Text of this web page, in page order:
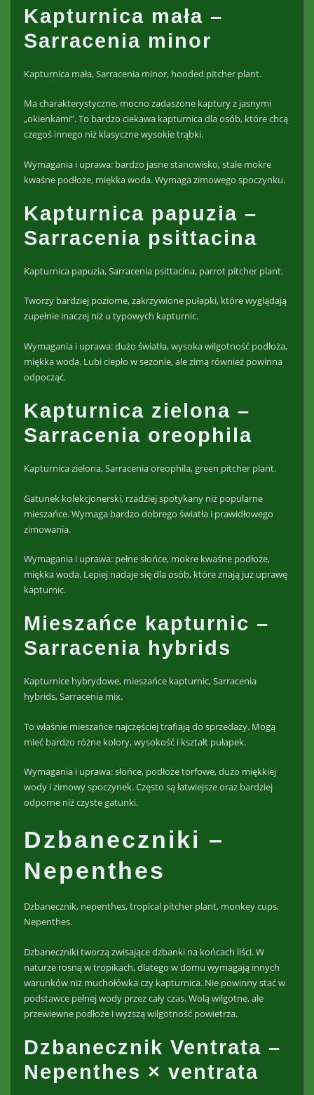
Kapturnica mała –
Sarracenia minor
Kapturnica mała, Sarracenia minor, hooded pitcher plant.
Ma charakterystyczne, mocno zadaszone kaptury z jasnymi
„okienkami”. To bardzo ciekawa kapturnica dla osób, które chcą
czegoś innego niż klasyczne wysokie trąbki.
Wymagania i uprawa: bardzo jasne stanowisko, stale mokre
kwaśne podłoże, miękka woda. Wymaga zimowego spoczynku.
Kapturnica papuzia –
Sarracenia psittacina
Kapturnica papuzia, Sarracenia psittacina, parrot pitcher plant.
Tworzy bardziej poziome, zakrzywione pułapki, które wyglądają
zupełnie inaczej niż u typowych kapturnic.
Wymagania i uprawa: dużo światła, wysoka wilgotność podłoża,
miękka woda. Lubi ciepło w sezonie, ale zimą również powinna
odpocząć.
Kapturnica zielona –
Sarracenia oreophila
Kapturnica zielona, Sarracenia oreophila, green pitcher plant.
Gatunek kolekcjonerski, rzadziej spotykany niż popularne
mieszańce. Wymaga bardzo dobrego światła i prawidłowego
zimowania.
Wymagania i uprawa: pełne słońce, mokre kwaśne podłoże,
miękka woda. Lepiej nadaje się dla osób, które znają już uprawę
kapturnic.
Mieszańce kapturnic –
Sarracenia hybrids
Kapturnice hybrydowe, mieszańce kapturnic, Sarracenia
hybrids, Sarracenia mix.
To właśnie mieszańce najczęściej trafiają do sprzedaży. Mogą
mieć bardzo różne kolory, wysokość i kształt pułapek.
Wymagania i uprawa: słońce, podłoże torfowe, dużo miękkiej
wody i zimowy spoczynek. Często są łatwiejsze oraz bardziej
odporne niż czyste gatunki.
Dzbaneczniki –
Nepenthes
Dzbanecznik, nepenthes, tropical pitcher plant, monkey cups,
Nepenthes.
Dzbaneczniki tworzą zwisające dzbanki na końcach liści. W
naturze rosną w tropikach, dlatego w domu wymagają innych
warunków niż muchołówka czy kapturnica. Nie powinny stać w
podstawce pełnej wody przez cały czas. Wolą wilgotne, ale
przewiewne podłoże i wyższą wilgotność powietrza.
Dzbanecznik Ventrata –
Nepenthes × ventrata